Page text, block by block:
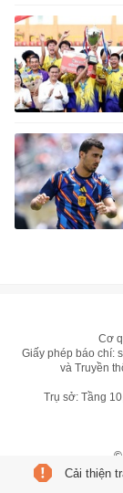
Cơ
Giấy phép báo chí:
và Truyền
Trụ sở: Tầng
©
Cải thiện